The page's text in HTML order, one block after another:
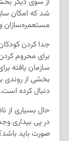
شد که امکان
مستعمره‌سازان
جدا کردن
برای محروم
سازمان یافته
بخشی از روندی
دنبال کرده است.
حال بسیاری از
در پی بیداری
صورت باید